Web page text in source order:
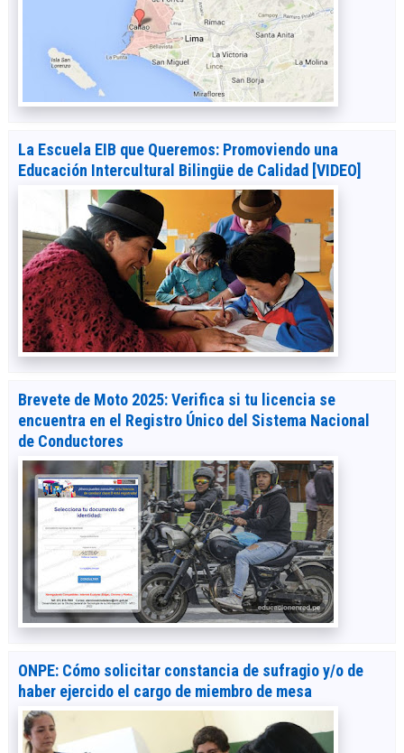
La Escuela EIB que Queremos: Promoviendo una
Educación Intercultural Bilingüe de Calidad [VIDEO]
Brevete de Moto 2025: Verifica si tu licencia se
encuentra en el Registro Único del Sistema Nacional
de Conductores
ONPE: Cómo solicitar constancia de sufragio y/o de
haber ejercido el cargo de miembro de mesa